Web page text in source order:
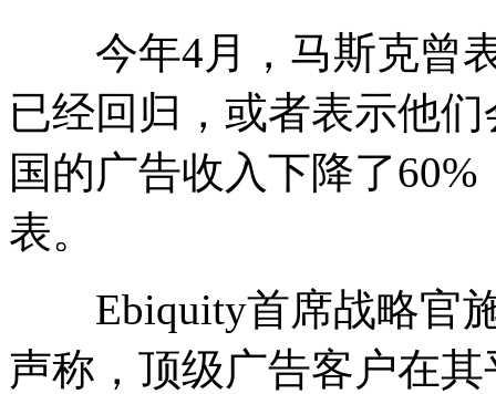
今年4月，马斯克曾表
已经回归，或者表示他
国的广告收入下降了
表。
Ebiquity首席战略官施
声称，顶级广告客户在